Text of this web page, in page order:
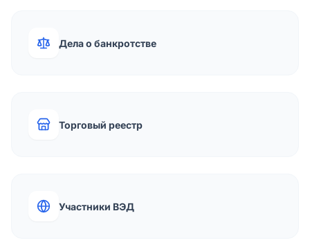
Дела о банкротстве
Торговый реестр
Участники ВЭД